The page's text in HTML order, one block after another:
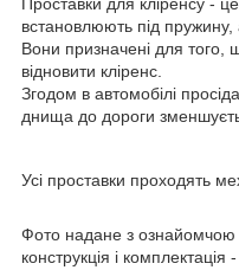
встановлюють під пружину,
Вони призначені для того,
відновити кліренс.
Згодом в автомобілі
днища до дороги
Усі проставки проходять
Фото надане з ознайомчою
конструкція і